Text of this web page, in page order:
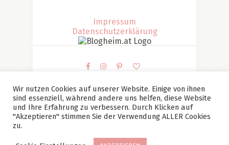
Impressum
Datenschutzerklärung
© Kochen mit Diana | Diana Patesan Alle Bilder und
Texte sind mein Eigentum (falls nicht anders
Wir nutzen Cookies auf unserer Website. Einige von ihnen
sind essenziell, während andere uns helfen, diese Website
und Ihre Erfahrung zu verbessern. Durch Klicken auf
"Akzeptieren" stimmen Sie der Verwendung ALLER Cookies
zu.